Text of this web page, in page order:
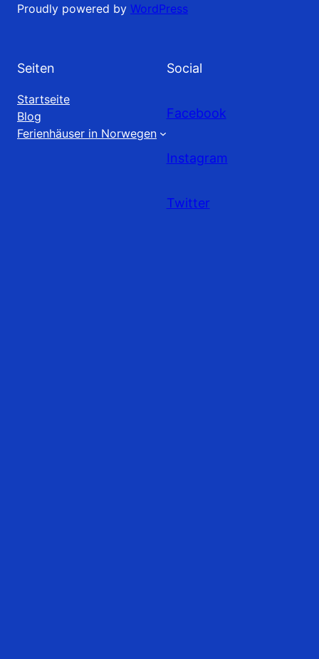
Proudly powered by WordPress
Seiten
Startseite
Blog
Ferienhäuser in Norwegen
Social
Facebook
Instagram
Twitter